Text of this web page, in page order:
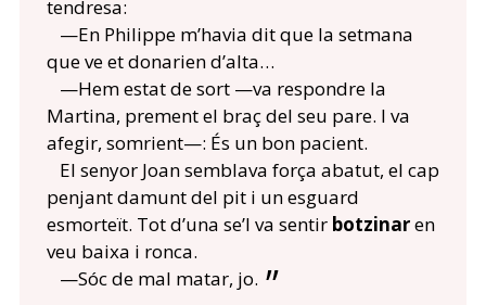
tendresa:
—En Philippe m’havia dit que la setmana
que ve et donarien d’alta…
—Hem estat de sort —va respondre la
Martina, prement el braç del seu pare. I va
afegir, somrient—: És un bon pacient.
El senyor Joan semblava força abatut, el cap
penjant damunt del pit i un esguard
esmorteït. Tot d’una se’l va sentir botzinaren
veu baixa i ronca.
—Sóc de mal matar, jo.